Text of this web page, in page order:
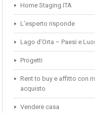
Home Staging ITA
L'esperto risponde
Lago d'Orta – Paesi e
Progetti
Rent to buy e affitto con
acquisto
Vendere casa